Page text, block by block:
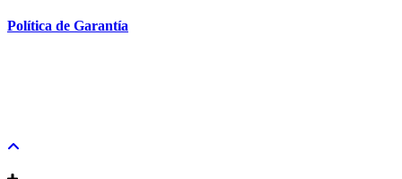
Política de Garantía